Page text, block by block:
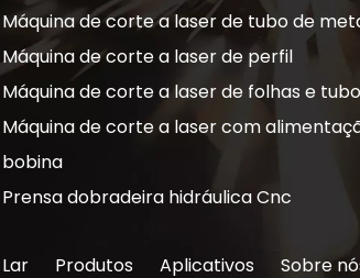
Máquina de corte a laser de tubo de
Máquina de corte a laser de perfil
Máquina de corte a laser de folhas e
Máquina de corte a laser com
bobina
Prensa dobradeira hidráulica Cnc
Lar Produtos Aplicativos Sobre